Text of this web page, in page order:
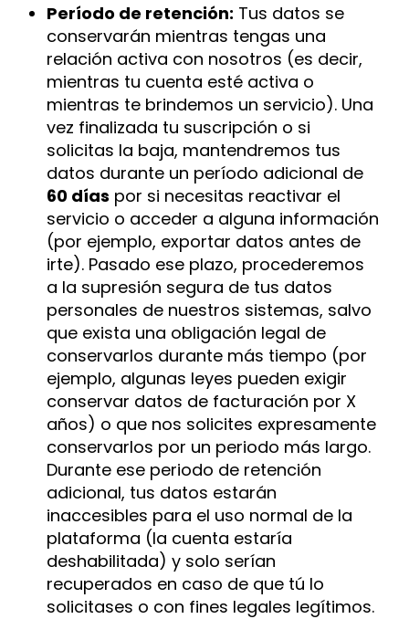
Período de retención: Tus datos se
conservarán mientras tengas una
relación activa con nosotros (es decir,
mientras tu cuenta esté activa o
mientras te brindemos un servicio). Una
vez finalizada tu suscripción o si
solicitas la baja, mantendremos tus
datos durante un período adicional de
60 días por si necesitas reactivar el
servicio o acceder a alguna información
(por ejemplo, exportar datos antes de
irte). Pasado ese plazo, procederemos
a la supresión segura de tus datos
personales de nuestros sistemas, salvo
que exista una obligación legal de
conservarlos durante más tiempo (por
ejemplo, algunas leyes pueden exigir
conservar datos de facturación por X
años) o que nos solicites expresamente
conservarlos por un periodo más largo.
Durante ese periodo de retención
adicional, tus datos estarán
inaccesibles para el uso normal de la
plataforma (la cuenta estaría
deshabilitada) y solo serían
recuperados en caso de que tú lo
solicitases o con fines legales legítimos.